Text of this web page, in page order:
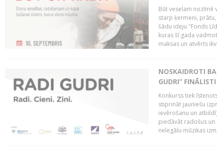
Būt veselam nozīmē
starp ķermeni,
šādu ideju "Fonds
kuras šī gada
maksas un atvērts
NOSKAIDROTI
GUDRI” FINĀLISTI
Konkurss tiek
stiprināt jauniešu
ievērošanu un
piedāvāt radošus
nelegālu mūzikas